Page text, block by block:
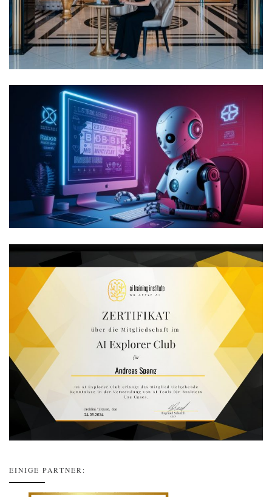
EINIGE PARTNER: